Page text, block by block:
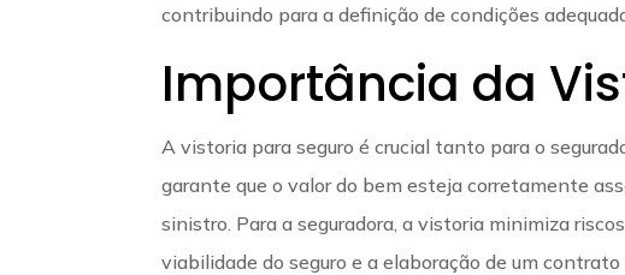
contribuindo para a definição de condições
Importância da
A vistoria para seguro é crucial tanto para o
garante que o valor do bem esteja corretamente
sinistro. Para a seguradora, a vistoria minimiza
viabilidade do seguro e a elaboração de um